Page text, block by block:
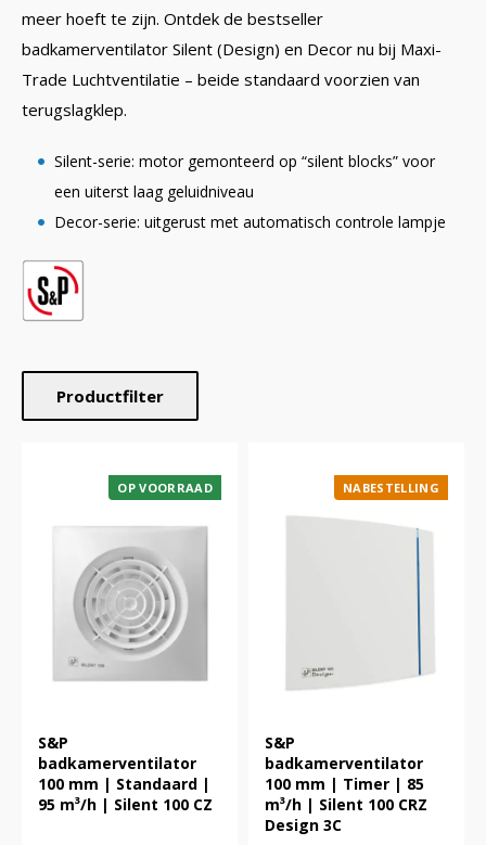
meer hoeft te zijn. Ontdek de bestseller
badkamerventilator Silent (Design) en Decor nu bij Maxi-
Trade Luchtventilatie – beide standaard voorzien van
terugslagklep.
Silent-serie: motor gemonteerd op “silent blocks” voor
een uiterst laag geluidniveau
Decor-serie: uitgerust met automatisch controle lampje
Productfilter
OP VOORRAAD
S&P
badkamerventilator
100 mm | Standaard |
95 m³/h | Silent 100 CZ
NABESTELLING
S&P
badkamerventilator
100 mm | Timer | 85
m³/h | Silent 100 CRZ
Design 3C